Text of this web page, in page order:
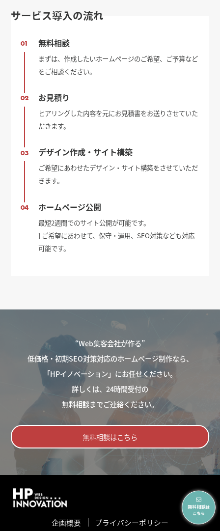
サービス導入の流れ
01 無料相談
まずは、作成したいホームページのご希望、ご予算など
をご相談ください。
02 お見積り
ヒアリングした内容を元にお見積書をお送りさせていた
だきます。
03 デザイン作成・サイト構築
ご希望にあわせたデザイン・サイト構築をさせていただ
きます。
04 ホームページ公開
最短2週間でのサイト公開が可能です。
] ご希望にあわせて、保守・運用、SEO対策なども対応
可能です。
“Web集客会社が作る”
低価格・初期SEO対策対応のホームページ制作なら、
「HPイノベーション」にお任せください。
詳しくは、24時間受付の
無料相談までご連絡ください。
無料相談はこちら
企画概要 プライバシーポリシー